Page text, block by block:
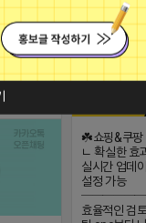
댓글: 0개
☘️쇼핑&쿠팡
ㄴ 확실한 효
실시간 업데
설정 가능
효율적인 검